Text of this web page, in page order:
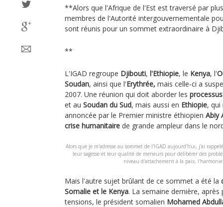
**Alors que l'Afrique de l'Est est traversé par
membres de l'Autorité intergouvernementale
sont réunis pour un sommet extraordinaire à
**
L'IGAD regroupe Djibouti, l'Ethiopie, le Kenya, l'
Soudan, ainsi que l'Erythrée, mais celle-ci a
2007. Une réunion qui doit aborder les
et au Soudan du Sud, mais aussi en Ethiopie, qui
annoncée par le Premier ministre éthiopien Abiy
crise humanitaire de grande ampleur dans le
Alors que je m'adresse au sommet de l'IGAD aujourd'hui, j'ai
leur sagesse et leur qualité de meneurs pour délibérer des
niveau d'attachement à la paix,
Mais l'autre sujet brûlant de ce sommet a été la
Somalie et le Kenya. La semaine dernière, après
tensions, le président somalien Mohamed